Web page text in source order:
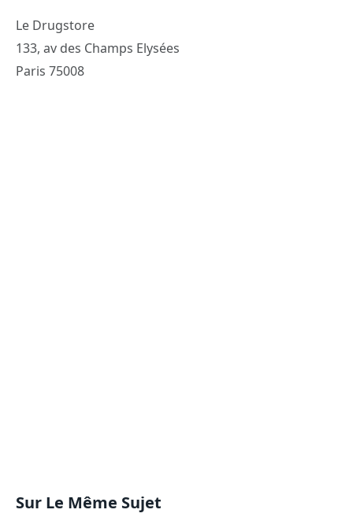
Le Drugstore
133, av des Champs Elysées
Paris 75008
Sur Le Même Sujet